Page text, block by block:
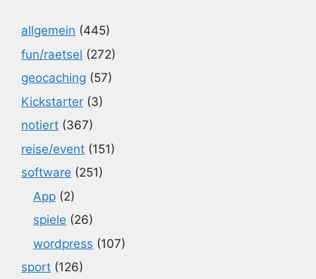
allgemein (445)
fun/raetsel (272)
geocaching (57)
Kickstarter (3)
notiert (367)
reise/event (151)
software (251)
App (2)
spiele (26)
wordpress (107)
sport (126)